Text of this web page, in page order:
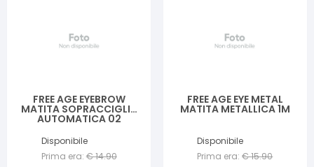
FREE AGE EYEBROW
MATITA SOPRACCIGLIA
AUTOMATICA 02
Disponibile
Prima era: €14.90
FREE AGE EYE METAL
MATITA METALLICA 1M
Disponibile
Prima era: €15.90